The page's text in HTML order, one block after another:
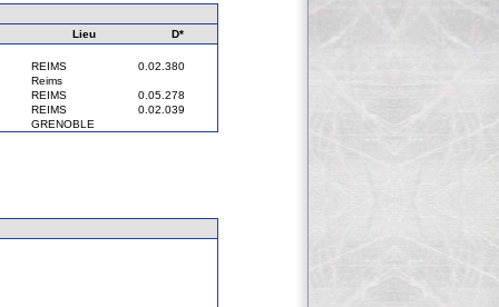
Lieu D*
REIMS
0.02.380
Reims
REIMS
0.05.278
REIMS
0.02.039
GRENOBLE